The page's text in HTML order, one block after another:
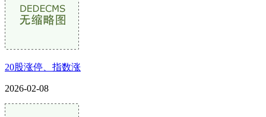
20股涨停、指数涨
2026-02-08